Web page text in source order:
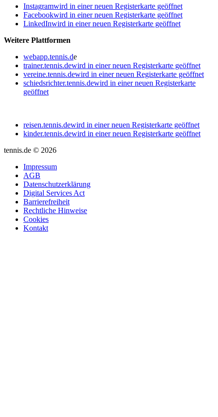
Instagramwird in einer neuen Registerkarte geöffnet
Facebookwird in einer neuen Registerkarte geöffnet
LinkedInwird in einer neuen Registerkarte geöffnet
Weitere Plattformen
webapp.tennis.de
trainer.tennis.dewird in einer neuen Registerkarte geöffnet
vereine.tennis.dewird in einer neuen Registerkarte geöffnet
schiedsrichter.tennis.dewird in einer neuen Registerkarte
geöffnet
reisen.tennis.dewird in einer neuen Registerkarte geöffnet
kinder.tennis.dewird in einer neuen Registerkarte geöffnet
tennis.de © 2026
Impressum
AGB
Datenschutzerklärung
Digital Services Act
Barrierefreiheit
Rechtliche Hinweise
Cookies
Kontakt